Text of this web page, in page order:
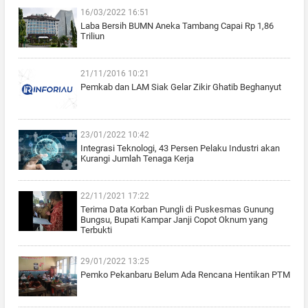
16/03/2022 16:51
Laba Bersih BUMN Aneka Tambang Capai Rp 1,86
Triliun
21/11/2016 10:21
Pemkab dan LAM Siak Gelar Zikir Ghatib Beghanyut
23/01/2022 10:42
Integrasi Teknologi, 43 Persen Pelaku Industri akan
Kurangi Jumlah Tenaga Kerja
22/11/2021 17:22
Terima Data Korban Pungli di Puskesmas Gunung
Bungsu, Bupati Kampar Janji Copot Oknum yang
Terbukti
29/01/2022 13:25
Pemko Pekanbaru Belum Ada Rencana Hentikan PTM